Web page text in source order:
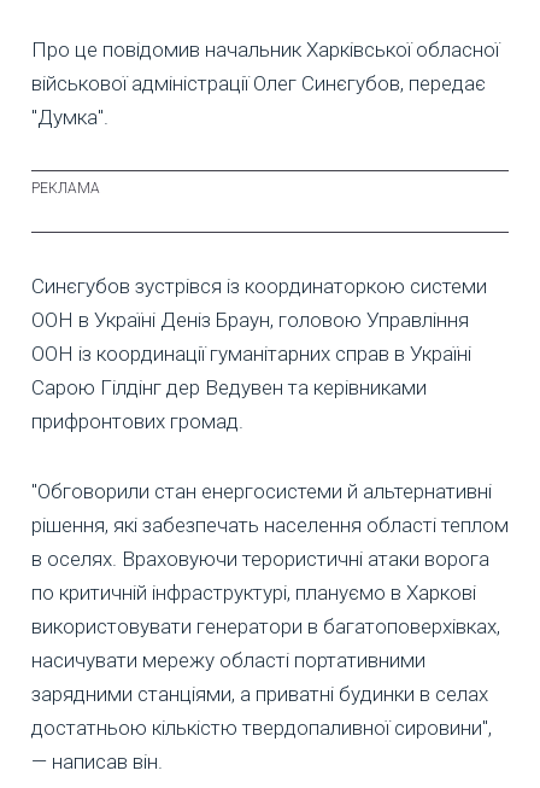
Про це повідомив начальник Харківської обласної
військової адміністрації Олег Синєгубов, передає
"Думка".
Синєгубов зустрівся із координаторкою системи
ООН в Україні Деніз Браун, головою Управління
ООН із координації гуманітарних справ в Україні
Сарою Гілдінг дер Ведувен та керівниками
прифронтових громад.
"Обговорили стан енергосистеми й альтернативні
рішення, які забезпечать населення області теплом
в оселях. Враховуючи терористичні атаки ворога
по критичній інфраструктурі, плануємо в Харкові
використовувати генератори в багатоповерхівках,
насичувати мережу області портативними
зарядними станціями, а приватні будинки в селах
достатньою кількістю твердопаливної сировини",
— написав він.